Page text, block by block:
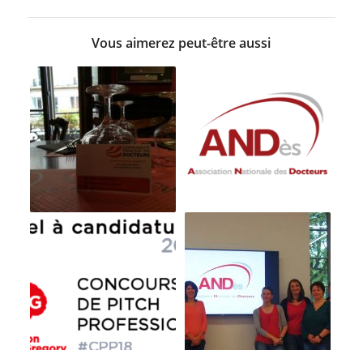
Vous aimerez peut-être aussi